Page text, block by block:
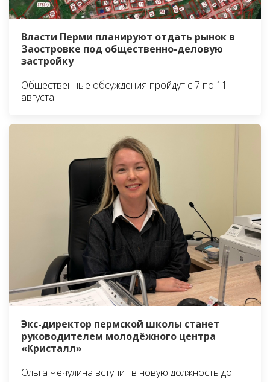
Власти Перми планируют отдать рынок в
Заостровке под общественно-деловую
застройку
Общественные обсуждения пройдут с 7 по 11
августа
Экс-директор пермской школы станет
руководителем молодёжного центра
«Кристалл»
Ольга Чечулина вступит в новую должность до